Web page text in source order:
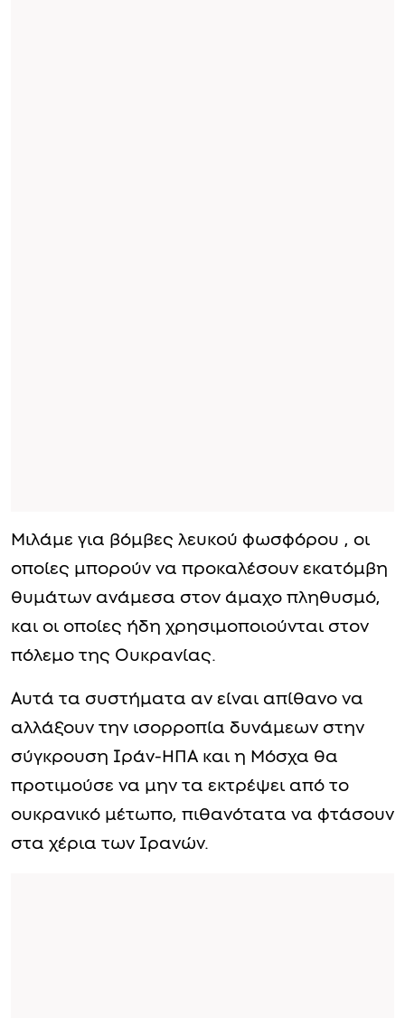
Μιλάμε για βόμβες λευκού φωσφόρου , οι
οποίες μπορούν να προκαλέσουν εκατόμβη
θυμάτων ανάμεσα στον άμαχο πληθυσμό,
και οι οποίες ήδη χρησιμοποιούνται στον
πόλεμο της Ουκρανίας.
Αυτά τα συστήματα αν είναι απίθανο να
αλλάξουν την ισορροπία δυνάμεων στην
σύγκρουση Ιράν-ΗΠΑ και η Μόσχα θα
προτιμούσε να μην τα εκτρέψει από το
ουκρανικό μέτωπο, πιθανότατα να φτάσουν
στα χέρια των Ιρανών.